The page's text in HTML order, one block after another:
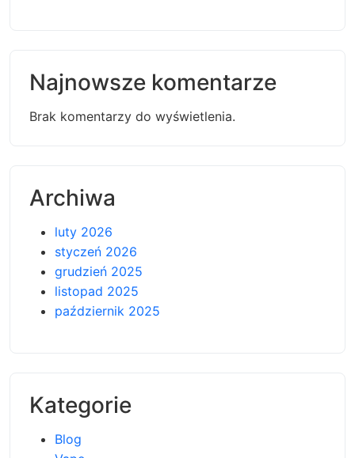
Najnowsze komentarze
Brak komentarzy do wyświetlenia.
Archiwa
luty 2026
styczeń 2026
grudzień 2025
listopad 2025
październik 2025
Kategorie
Blog